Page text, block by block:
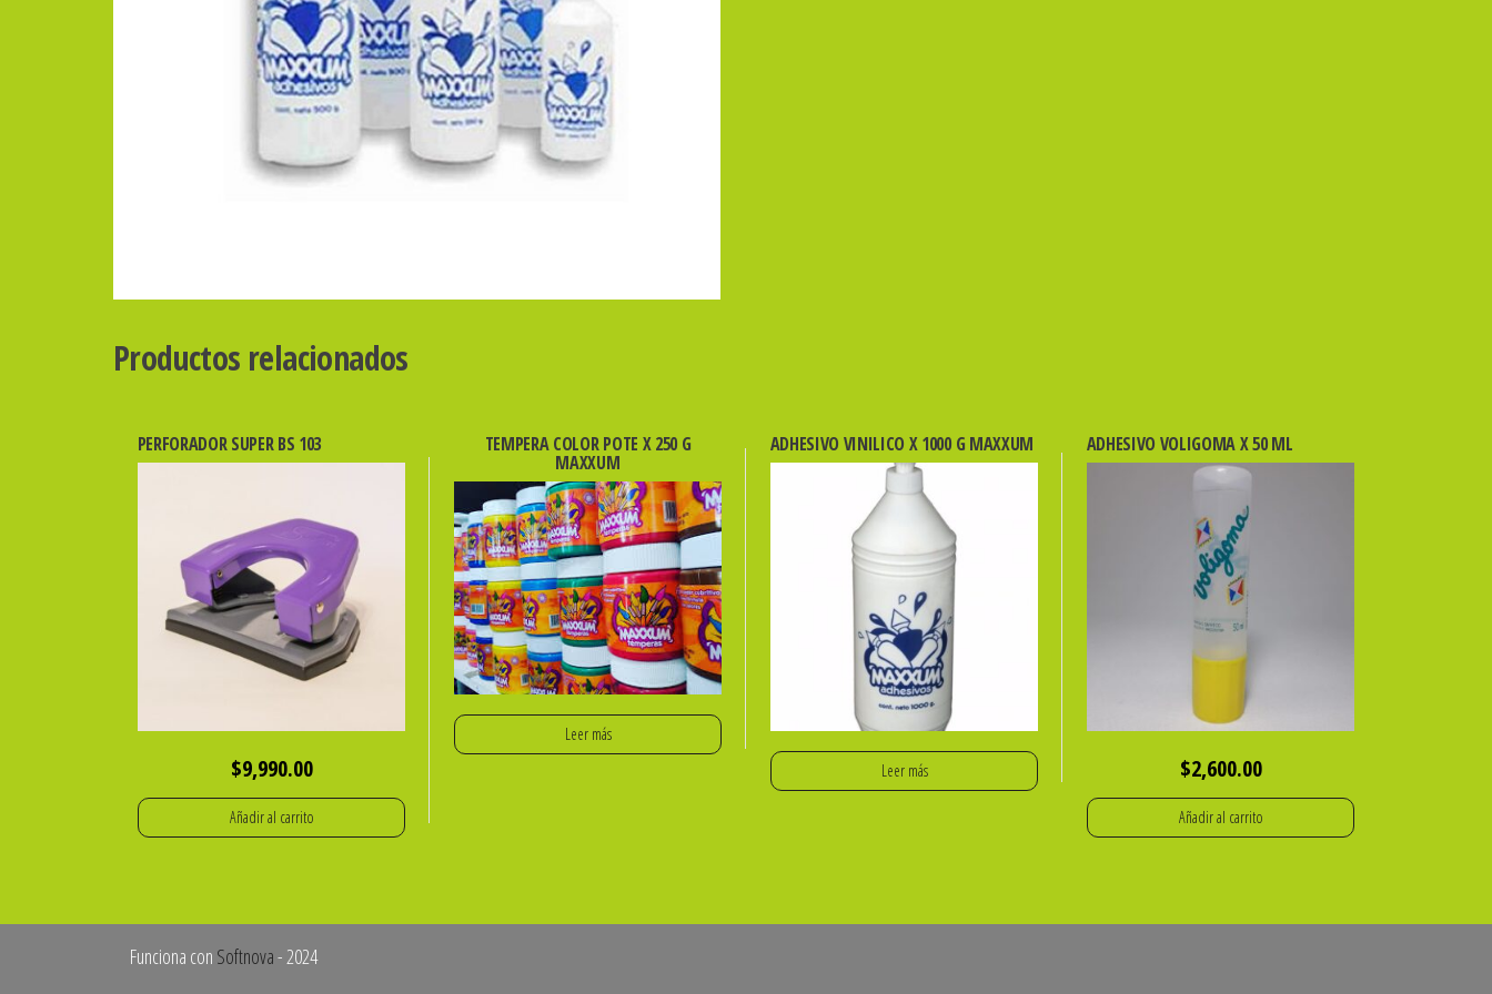
Productos relacionados
PERFORADOR SUPER BS 103
$9,990.00
Añadir al carrito
TEMPERA COLOR POTE X 250 G
MAXXUM
Leer más
ADHESIVO VINILICO X 1000 G MAXXUM
Leer más
ADHESIVO VOLIGOMA X 50 ML
$2,600.00
Añadir al carrito
Funciona con Softnova- 2024